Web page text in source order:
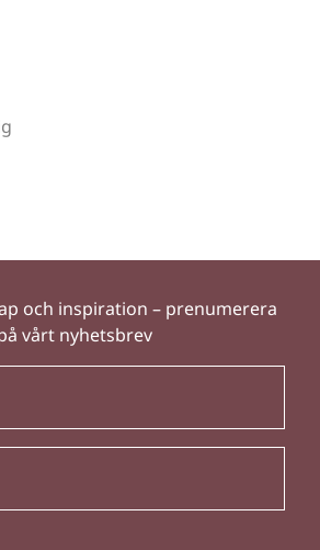
och inspiration – prenumerera
vårt nyhetsbrev